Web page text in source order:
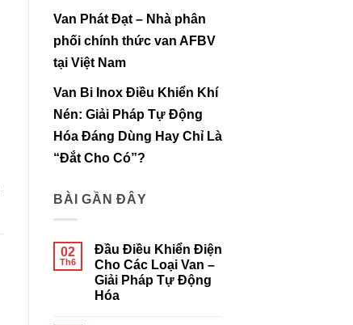
Van Phát Đạt – Nhà phân
phối chính thức van AFBV
tại Việt Nam
Van Bi Inox Điều Khiển Khí
Nén: Giải Pháp Tự Động
Hóa Đáng Dùng Hay Chỉ Là
“Đắt Cho Có”?
BÀI GẦN ĐÂY
02
Th6
Đầu Điều Khiển Điện
Cho Các Loại Van –
Giải Pháp Tự Động
Hóa